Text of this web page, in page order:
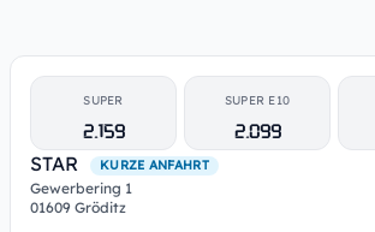
SUPER
2.159
SUPER E10
2.099
STAR
KURZE ANFAHRT
Gewerbering 1
01609 Gröditz